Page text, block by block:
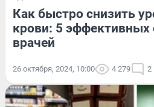
Как быстро снизить
крови: 5 эффективных
врачей
26 октября, 2024, 10:00 4 279 2